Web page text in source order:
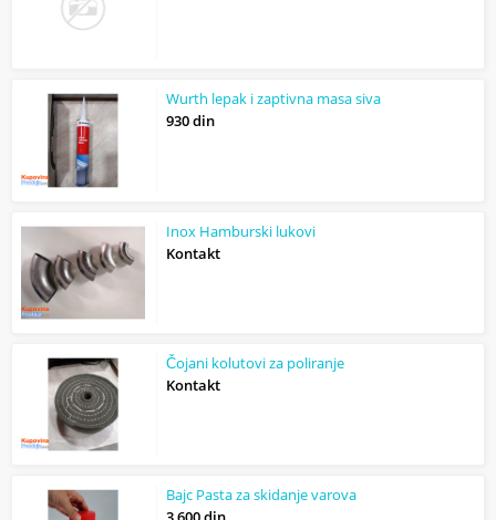
Wurth lepak i zaptivna masa siva
930 din
Inox Hamburski lukovi
Kontakt
Čojani kolutovi za poliranje
Kontakt
Bajc Pasta za skidanje varova